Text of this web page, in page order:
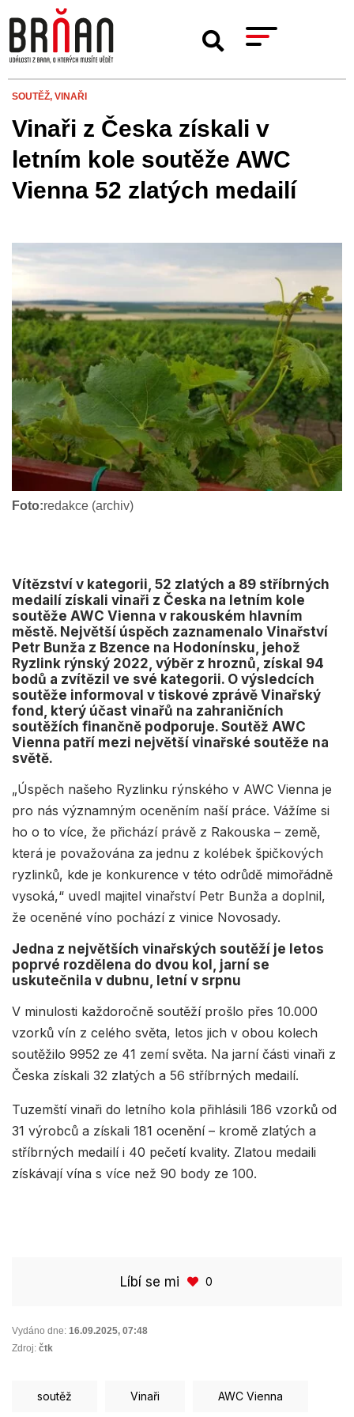
SOUTĚŽ, VINAŘI
Vinaři z Česka získali v
letním kole soutěže AWC
Vienna 52 zlatých medailí
Foto:redakce (archiv)
Vítězství v kategorii, 52 zlatých a 89 stříbrných
medailí získali vinaři z Česka na letním kole
soutěže AWC Vienna v rakouském hlavním
městě. Největší úspěch zaznamenalo Vinařství
Petr Bunža z Bzence na Hodonínsku, jehož
Ryzlink rýnský 2022, výběr z hroznů, získal 94
bodů a zvítězil ve své kategorii. O výsledcích
soutěže informoval v tiskové zprávě Vinařský
fond, který účast vinařů na zahraničních
soutěžích finančně podporuje. Soutěž AWC
Vienna patří mezi největší vinařské soutěže na
světě.
„Úspěch našeho Ryzlinku rýnského v AWC Vienna je
pro nás významným oceněním naší práce. Vážíme si
ho o to více, že přichází právě z Rakouska – země,
která je považována za jednu z kolébek špičkových
ryzlinků, kde je konkurence v této odrůdě mimořádně
vysoká,“ uvedl majitel vinařství Petr Bunža a doplnil,
že oceněné víno pochází z vinice Novosady.
Jedna z největších vinařských soutěží je letos
poprvé rozdělena do dvou kol, jarní se
uskutečnila v dubnu, letní v srpnu
V minulosti každoročně soutěží prošlo přes 10.000
vzorků vín z celého světa, letos jich v obou kolech
soutěžilo 9952 ze 41 zemí světa. Na jarní části vinaři z
Česka získali 32 zlatých a 56 stříbrných medailí.
Tuzemští vinaři do letního kola přihlásili 186 vzorků od
31 výrobců a získali 181 ocenění – kromě zlatých a
stříbrných medailí i 40 pečetí kvality. Zlatou medaili
získávají vína s více než 90 body ze 100.
Líbí se mi 0
Vydáno dne: 16.09.2025, 07:48
Zdroj: čtk
soutěž Vinaři AWC Vienna